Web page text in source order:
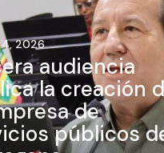
2026
audiencia
la creación
de
públicos